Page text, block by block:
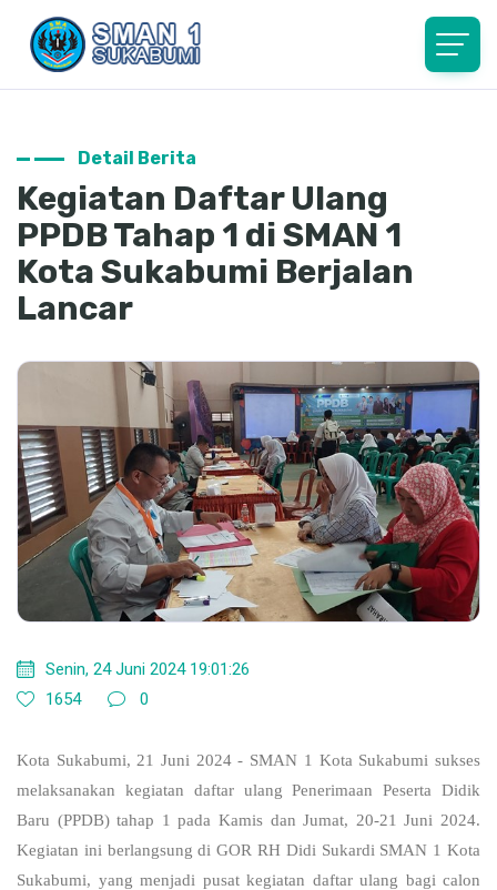
Detail Berita
Kegiatan Daftar Ulang
PPDB Tahap 1 di SMAN 1
Kota Sukabumi Berjalan
Lancar
Senin, 24 Juni 2024 19:01:26
1654
0
Kota Sukabumi, 21 Juni 2024 - SMAN 1 Kota Sukabumi sukses
melaksanakan kegiatan daftar ulang Penerimaan Peserta Didik
Baru (PPDB) tahap 1 pada Kamis dan Jumat, 20-21 Juni 2024.
Kegiatan ini berlangsung di GOR RH Didi Sukardi SMAN 1 Kota
Sukabumi, yang menjadi pusat kegiatan daftar ulang bagi calon